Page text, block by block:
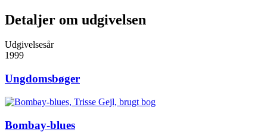
Detaljer om udgivelsen
Udgivelsesår
1999
Ungdomsbøger
Bombay-blues